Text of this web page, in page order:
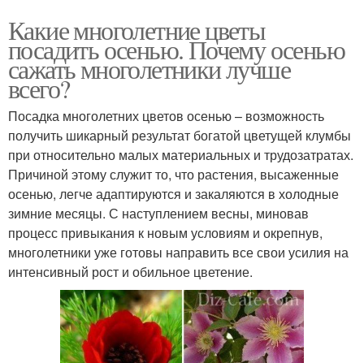
Какие многолетние цветы
посадить осенью. Почему осенью
сажать многолетники лучше
всего?
Посадка многолетних цветов осенью – возможность
получить шикарный результат богатой цветущей клумбы
при относительно малых материальных и трудозатратах.
Причиной этому служит то, что растения, высаженные
осенью, легче адаптируются и закаляются в холодные
зимние месяцы. С наступлением весны, миновав
процесс привыкания к новым условиям и окрепнув,
многолетники уже готовы направить все свои усилия на
интенсивный рост и обильное цветение.